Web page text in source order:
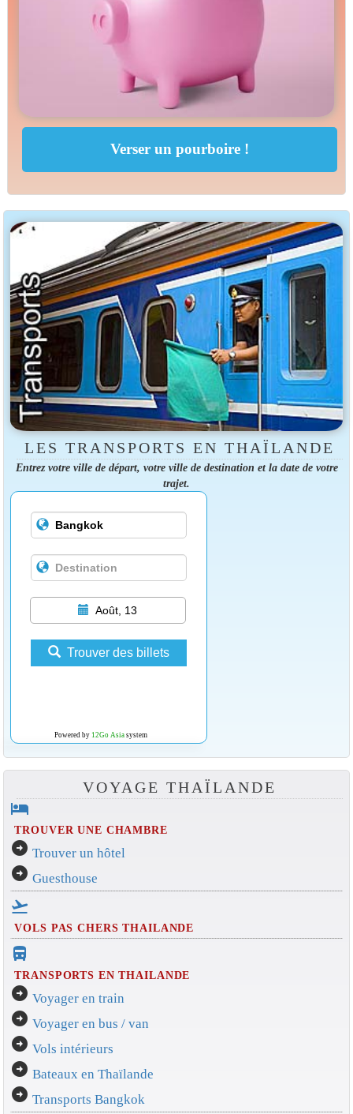
LES TRANSPORTS EN THAÏLANDE
Entrez votre ville de départ, votre ville de destination et la date de votre
trajet.
Août, 13
Trouver des billets
Powered by 12Go Asiasystem
VOYAGE THAÏLANDE
hotel
TROUVER UNE CHAMBRE
arrow_circle_right Trouver un hôtel
arrow_circle_right Guesthouse
flight_takeoff
VOLS PAS CHERS THAILANDE
directions_bus_filled
TRANSPORTS EN THAILANDE
arrow_circle_right Voyager en train
arrow_circle_right Voyager en bus / van
arrow_circle_right Vols intérieurs
arrow_circle_right Bateaux en Thaïlande
arrow_circle_right Transports Bangkok